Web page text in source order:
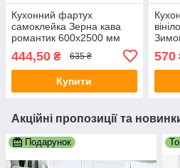
Кухонний фартух
самоклейка Зерна кава
романтик 600х2500 мм
вінілова плівка для кухні
Happy Pocket Z181446
444,50 ₴ 635 ₴
Купити
570
Акційні пропозиції та
Подарунок